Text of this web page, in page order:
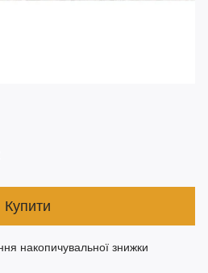
Купити
накопичувальної знижки